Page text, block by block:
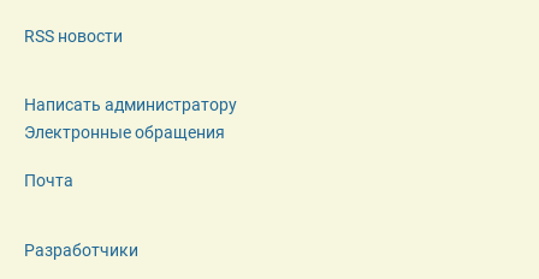
RSS новости
Написать администратору
Электронные обращения
Почта
Разработчики